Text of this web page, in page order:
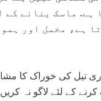
ہے. ماسک بنانے
ہے، مخمل اور
تیل کی خوراک کا